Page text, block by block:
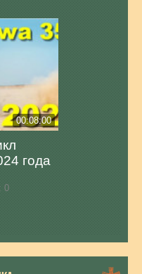
00:08:00
года
0